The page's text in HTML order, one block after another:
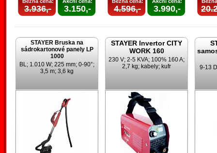
3.936,- 3.150,- 4.596,- 3.990,-
STAYER Bruska na
sádrokartonové panely LP
1000
BL; 1.010 W; 225 mm; 0-90°;
3,5 m; 3,6 kg
STAYER Invertor CITY
WORK 160
230 V; 2-5 KVA; 100% 160 A;
2,7 kg; kabely; kufr
9-13